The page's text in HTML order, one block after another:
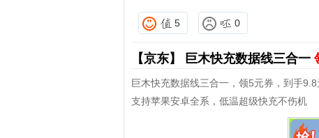
5 0
【京东】 巨木快充数据线三合一
巨木快充数据线三合一，领5元券，到手9.8
支持苹果安卓全系，低温超级快充不伤机